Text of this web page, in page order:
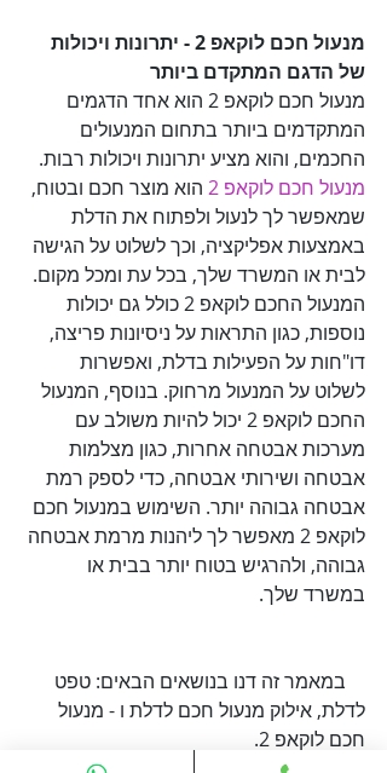
מנעול חכם לוקאפ 2 - יתרונות ויכולות
של הדגם המתקדם ביותר
מנעול חכם לוקאפ 2 הוא אחד הדגמים
המתקדמים ביותר בתחום המנעולים
החכמים, והוא מציע יתרונות ויכולות רבות.
מנעול חכם לוקאפ 2
הוא מוצר חכם ובטוח,
שמאפשר לך לנעול ולפתוח את הדלת
באמצעות אפליקציה, וכך לשלוט על הגישה
לבית או המשרד שלך, בכל עת ומכל מקום.
המנעול החכם לוקאפ 2 כולל גם יכולות
נוספות, כגון התראות על ניסיונות פריצה,
דו"חות על הפעילות בדלת, ואפשרות
לשלוט על המנעול מרחוק. בנוסף, המנעול
החכם לוקאפ 2 יכול להיות משולב עם
מערכות אבטחה אחרות, כגון מצלמות
אבטחה ושירותי אבטחה, כדי לספק רמת
אבטחה גבוהה יותר. השימוש במנעול חכם
לוקאפ 2 מאפשר לך ליהנות מרמת אבטחה
גבוהה, ולהרגיש בטוח יותר בבית או
במשרד שלך.
    במאמר זה דנו בנושאים הבאים: טפט
לדלת, אילוק מנעול חכם לדלת ו - מנעול